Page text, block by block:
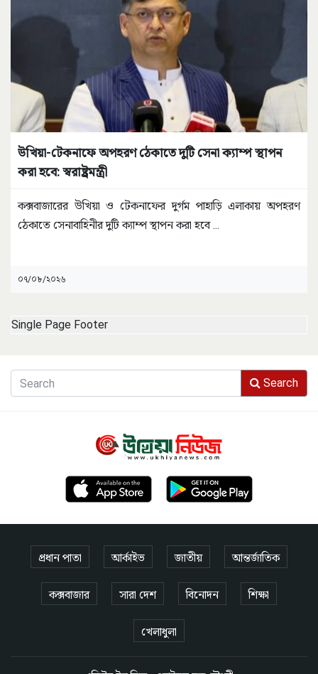
উখিয়া-টেকনাফে অপহরণ ঠেকাতে দুটি সেনা ক্যাম্প স্থাপন
করা হবে: স্বরাষ্ট্রমন্ত্রী
কক্সবাজারের উখিয়া ও টেকনাফের দুর্গম পাহাড়ি এলাকায় অপহরণ
ঠেকাতে সেনাবাহিনীর দুটি ক্যাম্প স্থাপন করা হবে...
০৭/০৮/২০২৬
Single Page Footer
Search
প্রধান পাতা আর্কাইভ জাতীয় আন্তর্জাতিক
কক্সবাজার সারা দেশ বিনোদন শিক্ষা
খেলাধুলা